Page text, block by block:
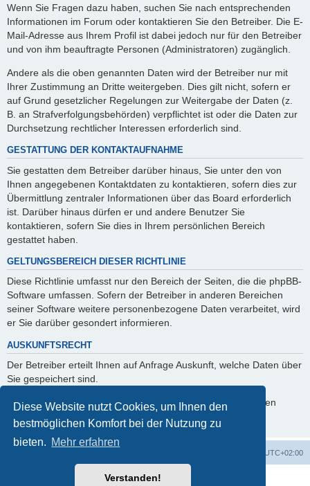
Diese Website nutzt Cookies, um Ihnen den
bestmöglichen Komfort bei der Nutzung zu
bieten. Mehr erfahren
Verstanden!
Wenn Sie Fragen dazu haben, suchen Sie nach entsprechenden
Informationen im Forum oder kontaktieren Sie den Betreiber. Die E-
Mail-Adresse aus Ihrem Profil ist dabei jedoch nur für den Betreiber
und von ihm beauftragte Personen (Administratoren) zugänglich.
Andere als die oben genannten Daten wird der Betreiber nur mit
Ihrer Zustimmung an Dritte weitergeben. Dies gilt nicht, sofern er
auf Grund gesetzlicher Regelungen zur Weitergabe der Daten (z.
B. an Strafverfolgungsbehörden) verpflichtet ist oder die Daten zur
Durchsetzung rechtlicher Interessen erforderlich sind.
GESTATTUNG DER KONTAKTAUFNAHME
Sie gestatten dem Betreiber darüber hinaus, Sie unter den von
Ihnen angegebenen Kontaktdaten zu kontaktieren, sofern dies zur
Übermittlung zentraler Informationen über das Board erforderlich
ist. Darüber hinaus dürfen er und andere Benutzer Sie
kontaktieren, sofern Sie dies in Ihrem persönlichen Bereich
gestattet haben.
GELTUNGSBEREICH DIESER RICHTLINIE
Diese Richtlinie umfasst nur den Bereich der Seiten, die die phpBB-
Software umfassen. Sofern der Betreiber in anderen Bereichen
seiner Software weitere personenbezogene Daten verarbeitet, wird
er Sie darüber gesondert informieren.
AUSKUNFTSRECHT
Der Betreiber erteilt Ihnen auf Anfrage Auskunft, welche Daten über
Sie gespeichert sind.
Sie können jederzeit die Löschung bzw. Sperrung Ihrer Daten
verlangen. Kontaktieren Sie hierzu bitte den Betreiber.
UTC+02:00
Powered byphpBB® Forum Software © phpBB Limited